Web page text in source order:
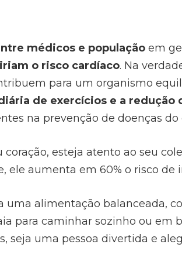
médicos e população em
o risco cardíaco. Na
para um organismo
de exercícios e a redução
na prevenção de doenças do
esteja atento ao seu
ele aumenta em 60% o risco de
uma alimentação balanceada,
para caminhar sozinho ou em
seja uma pessoa divertida e